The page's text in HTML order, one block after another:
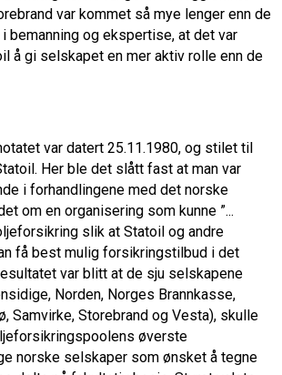
var kommet så mye lenger enn de
bemanning og ekspertise, at det var
å gi selskapet en mer aktiv rolle enn de
var datert 25.11.1980, og stilet til
Her ble det slått fast at man var
i forhandlingene med det norske
om en organisering som kunne ”...
slik at Statoil og andre
få best mulig forsikringstilbud i det
var blitt at de sju selskapene
Norden, Norges Brannkasse,
Samvirke, Storebrand og Vesta), skulle
øverste
norske selskaper som ønsket å tegne